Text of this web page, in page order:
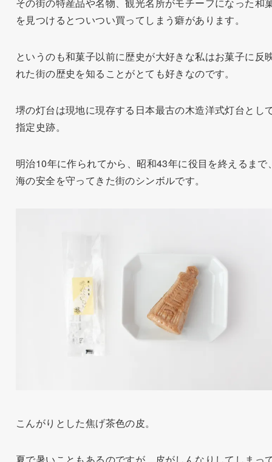
その街の特産品や名物、観光名所がモチーフになった和
を見つけるとついつい買ってしまう癖があります。
というのも和菓子以前に歴史が大好きな私はお菓子に反
れた街の歴史を知ることがとても好きなのです。
堺の灯台は現地に現存する日本最古の木造洋式灯台とし
指定史跡。
明治10年に作られてから、昭和43年に役目を終えるまで
海の安全を守ってきた街のシンボルです。
こんがりとした焦げ茶色の皮。
夏で暑いこともあるのですが、皮がしんなりしてしまっ